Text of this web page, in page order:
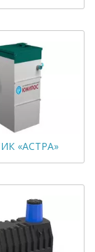
«АСТРА»